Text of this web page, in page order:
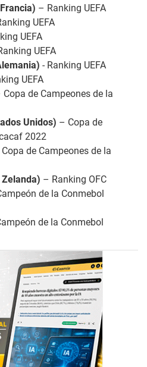
– Ranking UEFA
UEFA
UEFA
UEFA
- Ranking UEFA
UEFA
Copa de Campeones de la
Unidos) – Copa de
2022
de Campeones de la
– Ranking OFC
de la Conmebol
de la Conmebol